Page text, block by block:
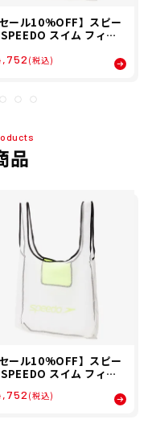
セール10%OFF】スピー
SPEEDO スイム フィッ
スピー ポケット メッシ
バッグ SP PK MESH BA
(税込)
品
セール10%OFF】スピー
SPEEDO スイム フィッ
スピー ポケット メッシ
(税込)